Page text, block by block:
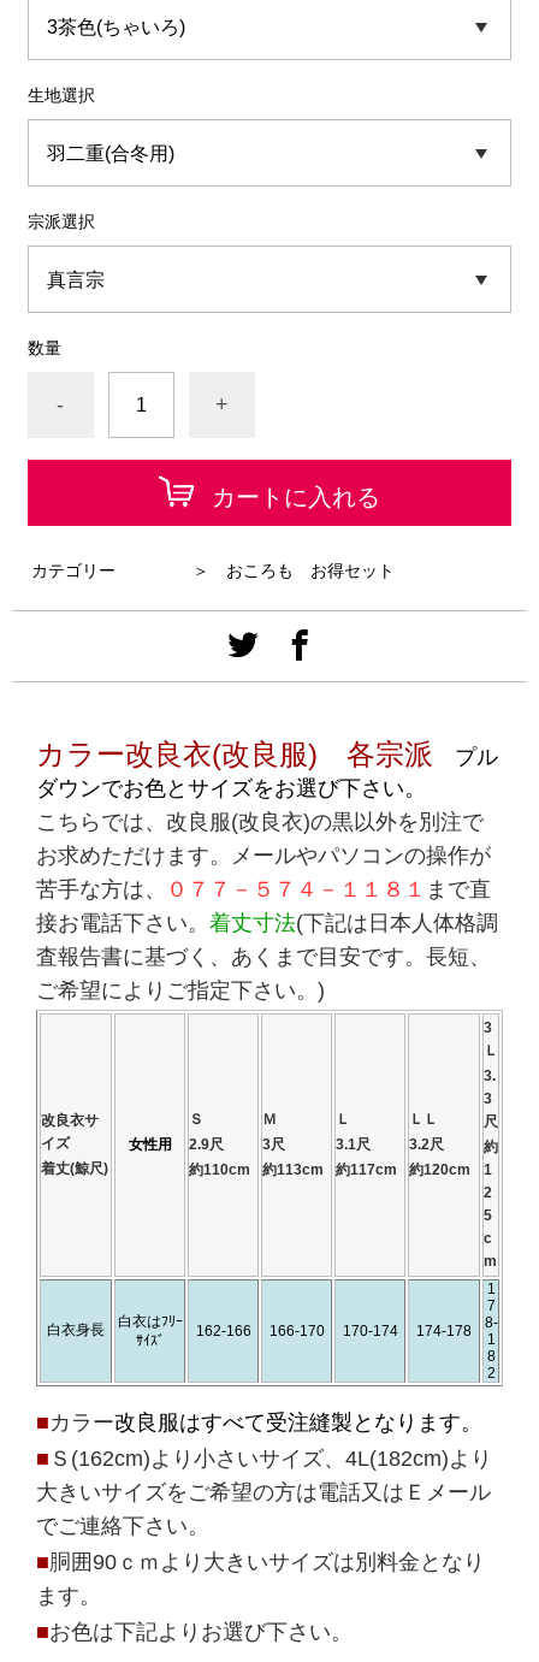
生地選択
宗派選択
数量
- +
カートに入れる
カテゴリー ＞ おころも お得セット
カラー改良衣(改良服) 各宗派 プル
ダウンでお色とサイズをお選び下さい。
こちらでは、改良服(改良衣)の黒以外を別注で
お求めただけます。メールやパソコンの操作が
苦手な方は、
０７７－５７４－１１８１ まで直
接お電話下さい。 着丈寸法(下記は日本人体格調
査報告書に基づく、あくまで目安です。長短、
ご希望によりご指定下さい。)
改良衣サ
イズ
着丈(鯨尺)
女性用
Ｓ
2.9尺
約110cm
Ｍ
3尺
約113cm
Ｌ
3.1尺
約117cm
ＬＬ
3.2尺
約120cm
3
Ｌ
3.
3
尺
約
1
2
5
c
m
白衣身長
白衣はﾌﾘｰ
ｻｲｽﾞ
162-166 166-170 170-174 174-178
1
7
8-
1
8
2
■カラー改良服はすべて受注縫製となります。
■ Ｓ(162cm)より小さいサイズ、4L(182cm)より
大きいサイズをご希望の方は電話又はＥメール
でご連絡下さい。
■胴囲90ｃｍより大きいサイズは別料金となり
ます。
■お色は下記よりお選び下さい。